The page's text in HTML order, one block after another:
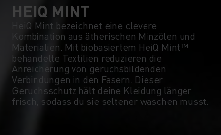
HEIQ MINT
HeiQ Mint bezeichnet eine clevere
Kombination aus ätherischen Minzölen und
Materialien. Mit biobasiertem HeiQ Mint™
behandelte Textilien reduzieren die
Anreicherung von geruchsbildenden
Verbindungen in den Fasern. Dieser
Geruchsschutz hält deine Kleidung länger
frisch, sodass du sie seltener waschen musst.